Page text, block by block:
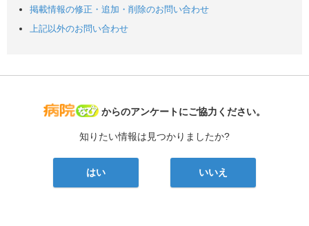
掲載情報の修正・追加・削除のお問い合わせ
上記以外のお問い合わせ
病院なび
からのアンケートにご協力ください。
知りたい情報は見つかりましたか?
はい いいえ